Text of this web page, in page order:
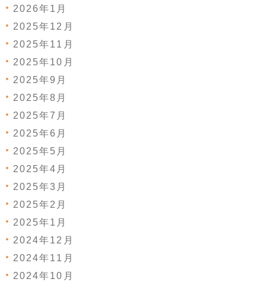
2026年1月
2025年12月
2025年11月
2025年10月
2025年9月
2025年8月
2025年7月
2025年6月
2025年5月
2025年4月
2025年3月
2025年2月
2025年1月
2024年12月
2024年11月
2024年10月